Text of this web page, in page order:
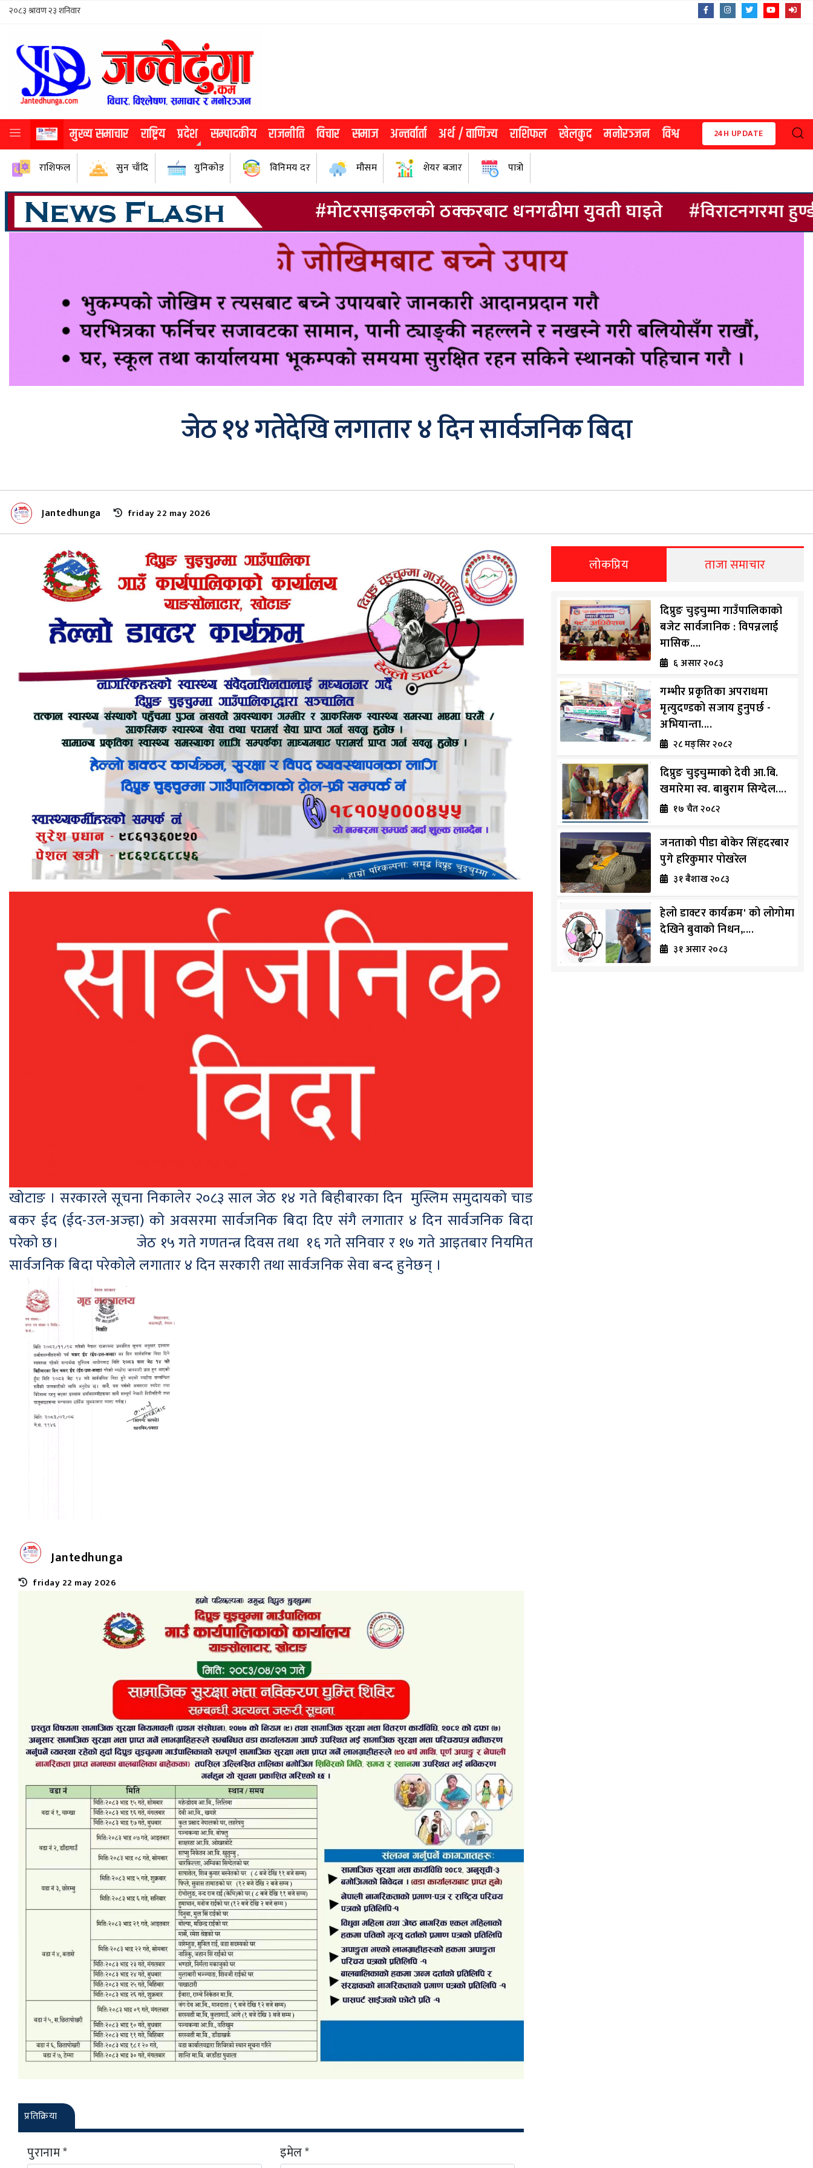
मुख्य समाचार राष्ट्रिय प्रदेश सम्पादकीय राजनीति विचार समाज अन्तर्वार्ता अर्थ / वाणिज्य राशिफल खेलकुद मनोरञ्जन विश्व 24H UPDATE
राशिफल सुन चाँदि युनिकोड विनिमय दर मौसम शेयर बजार पात्रो
#मोटरसाइकलको ठक्करबाट धनगढीमा युवती घाइते #विराटनगरमा हुण्डी–सुन प्रकरणले
जेठ १४ गतेदेखि लगातार ४ दिन सार्वजनिक बिदा
Jantedhunga friday 22 may 2026
खोटाङ । सरकारले सूचना निकालेर २०८३ साल जेठ १४ गते बिहीबारका दिन मुस्लिम समुदायको चाड
बकर ईद (ईद-उल-अज्हा) को अवसरमा सार्वजनिक बिदा दिए संगै लगातार ४ दिन सार्वजनिक बिदा
परेको छ। जेठ १५ गते गणतन्त्र दिवस तथा १६ गते सनिवार र १७ गते आइतबार नियमित
सार्वजनिक बिदा परेकोले लगातार ४ दिन सरकारी तथा सार्वजनिक सेवा बन्द हुनेछन् ।
Jantedhunga
friday 22 may 2026
प्रतिक्रिया
पुरानाम * इमेल *
लोकप्रिय ताजा समाचार
दिप्रुङ चुइचुम्मा गाउँपालिकाको
बजेट सार्वजानिक : विपन्नलाई
मासिक....
६ असार २०८३
गम्भीर प्रकृतिका अपराधमा
मृत्युदण्डको सजाय हुनुपर्छ -
अभियान्ता....
२८ मङ्सिर २०८२
दिप्रुङ चुइचुम्माको देवी आ.बि.
खमारेमा स्व. बाबुराम सिग्देल....
१७ चैत २०८२
जनताको पीडा बोकेर सिंहदरबार
पुगे हरिकुमार पोखरेल
३१ ब‌ैशाख २०८३
हेलो डाक्टर कार्यक्रम' को लोगोमा
देखिने बुवाको निधन,....
३१ असार २०८३